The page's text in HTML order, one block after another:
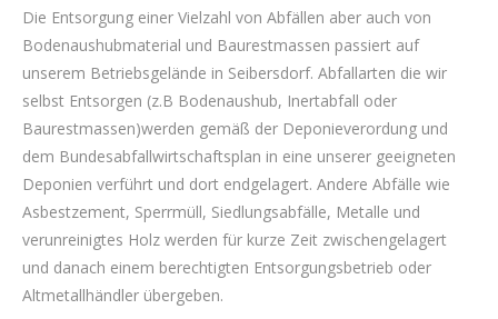
Die Entsorgung einer Vielzahl von Abfällen aber auch von
Bodenaushubmaterial und Baurestmassen passiert auf
unserem Betriebsgelände in Seibersdorf. Abfallarten die wir
selbst Entsorgen (z.B Bodenaushub, Inertabfall oder
Baurestmassen)werden gemäß der Deponieverordung und
dem Bundesabfallwirtschaftsplan in eine unserer geeigneten
Deponien verführt und dort endgelagert. Andere Abfälle wie
Asbestzement, Sperrmüll, Siedlungsabfälle, Metalle und
verunreinigtes Holz werden für kurze Zeit zwischengelagert
und danach einem berechtigten Entsorgungsbetrieb oder
Altmetallhändler übergeben.